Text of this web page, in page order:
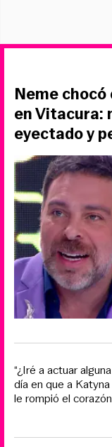
Neme
en Vitacura:
eyectado y
“¿Iré a actuar
día en que a
le rompió el corazón